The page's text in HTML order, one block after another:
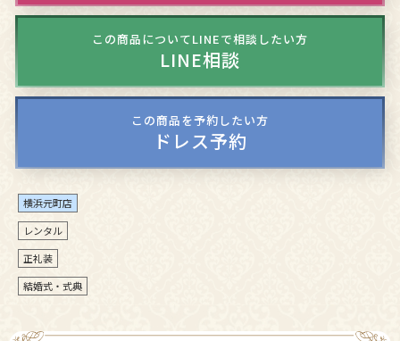
この商品についてLINEで相談したい方
LINE相談
この商品を予約したい方
ドレス予約
横浜元町店
レンタル
正礼装
結婚式・式典